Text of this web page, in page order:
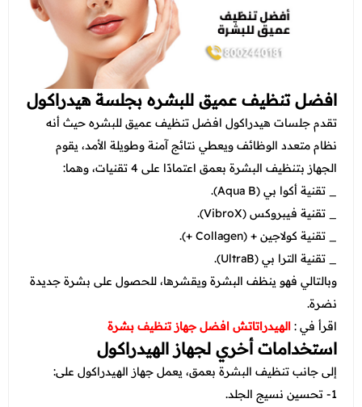
افضل تنظيف عميق للبشره بجلسة هيدراكول
تقدم جلسات هيدراكول افضل تنظيف عميق للبشره حيث أنه
نظام متعدد الوظائف ويعطي نتائج آمنة وطويلة الأمد، يقوم
الجهاز بتنظيف البشرة بعمق اعتمادًا على 4 تقنيات، وهما:
_ تقنية أكوا بي (Aqua B).
_ تقنية فيبروكس (VibroX).
_ تقنية كولاجين + (Collagen +).
_ تقنية الترا بي (UltraB).
وبالتالي فهو ينظف البشرة ويقشرها، للحصول على بشرة جديدة
نضرة.
اقرأ في :الهيدراتاتش افضل جهاز تنظيف بشرة
استخدامات أخري لجهاز الهيدراكول
إلى جانب تنظيف البشرة بعمق، يعمل جهاز الهيدراكول على:
1- تحسين نسيج الجلد.